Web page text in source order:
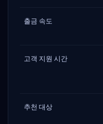
출금 속도
고객 지원 시간
추천 대상